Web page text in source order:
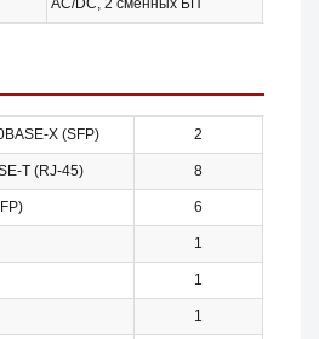
AC/DC, 2 сменных БП
X (SFP) 2
T (RJ-45) 8
6
1
1
1